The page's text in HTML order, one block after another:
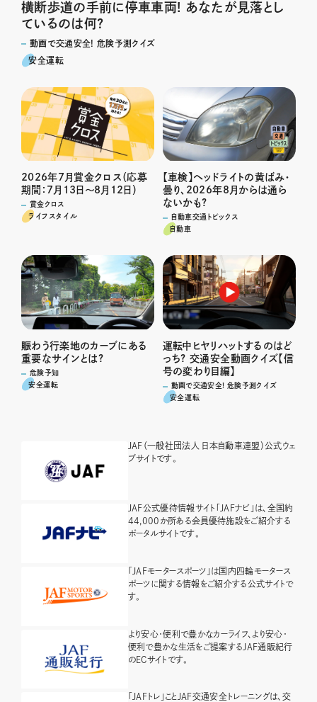
横断歩道の手前に停車車両! あなたが見落とし
ているのは何?
動画で交通安全! 危険予測クイズ
安全運転
2026年7月賞金クロス（応募
期間：7月13日～8月12日）
賞金クロス
ライフスタイル
【車検】ヘッドライトの黄ばみ・
曇り、2026年8月からは通ら
ないかも?
自動車交通トピックス
自動車
賑わう行楽地のカーブにある
重要なサインとは?
危険予知
安全運転
運転中ヒヤリハットするのはど
っち? 交通安全動画クイズ【信
号の変わり目編】
動画で交通安全! 危険予測クイズ
安全運転
JAF（一般社団法人 日本自動車連盟）公式ウェ
ブサイトです。
JAF公式優待情報サイト「JAFナビ」は、全国約
44,000か所ある会員優待施設をご紹介する
ポータルサイトです。
「JAFモータースポーツ」は国内四輪モータース
ポーツに関する情報をご紹介する公式サイトで
す。
より安心・便利で豊かなカーライフ、より安心・
便利で豊かな生活をご提案するJAF通販紀行
のECサイトです。
「JAFトレ」ことJAF交通安全トレーニングは、交